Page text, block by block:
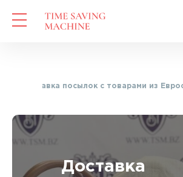
Доставка посылок с товарами из
Доставка